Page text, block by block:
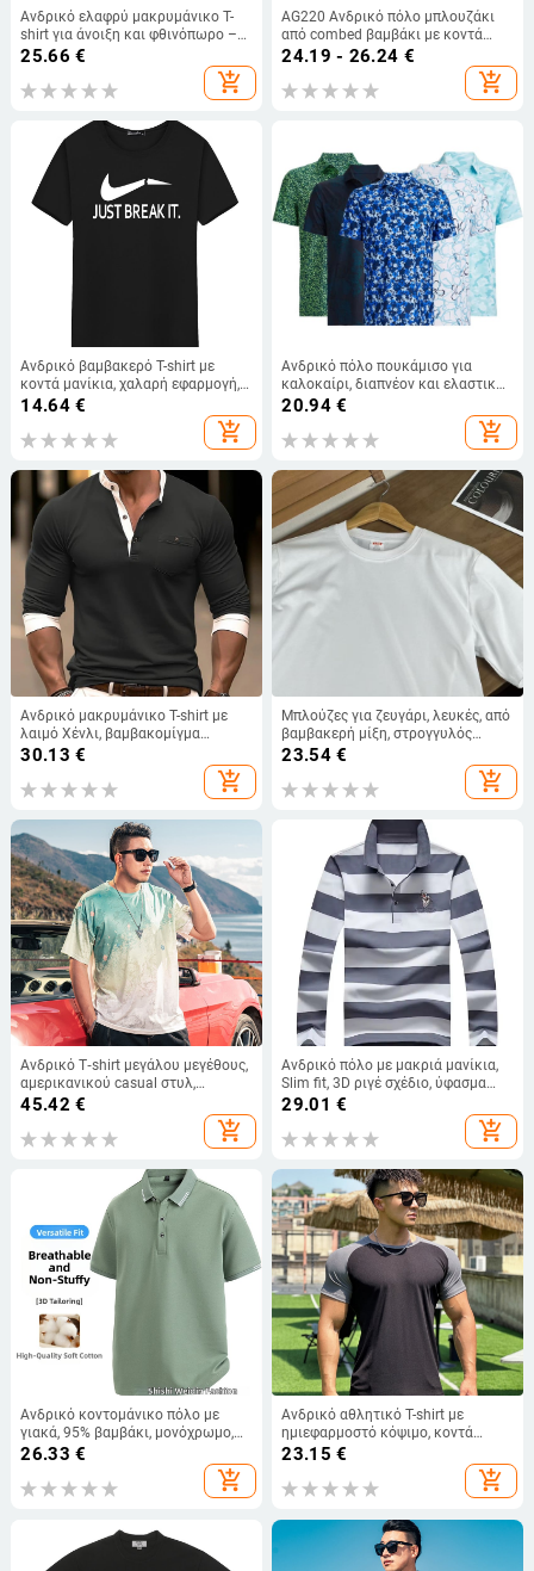
Ανδρικό ελαφρύ μακρυμάνικο T-
shirt για άνοιξη και φθινόπωρο –
άνετο, καθημερινό, μονόχρωμο
25.66 €
add_shopping_cart
AG220 Ανδρικό πόλο μπλουζάκι
από combed βαμβάκι με κοντά
μανίκια, μονόχρωμο, καλοκαιρινό
24.19 - 26.24 €
add_shopping_cart
Ανδρικό βαμβακερό T-shirt με
κοντά μανίκια, χαλαρή εφαρμογή,
στρογγυλή λαιμόκοψη, μοτίβο με
14.64€
add_shopping_cart
Ανδρικό πόλο πουκάμισο για
καλοκαίρι, διαπνέον και ελαστικό
σε τέσσερις κατευθύνσεις, κοντό
20.94€
add_shopping_cart
Ανδρικό μακρυμάνικο T-shirt με
λαιμό Χένλι, βαμβακομίγμα
ύφασμα, εφαρμοστό, 180 g
30.13 €
add_shopping_cart
Μπλούζες για ζευγάρι, λευκές, από
βαμβακερή μίξη, στρογγυλός
λαιμός, κοντά μανίκια, άνετη
γραμμή, unisex, μέγεθη S–XXL,
καθημερινή ένδυση με
23.54€
add_shopping_cart
Ανδρικό T‑shirt μεγάλου μεγέθους,
αμερικανικού casual στυλ,
κοντομάνικο, λαιμός στρογγυλός,
45.42 €
add_shopping_cart
Ανδρικό πόλο με μακριά μανίκια,
Slim fit, 3D ριγέ σχέδιο, ύφασμα
Bird's Eye, πολυεστέρας,
φθινόπωρο 2025, καθημερινή και
επαγγελματική casual χρήση
29.01 €
add_shopping_cart
Ανδρικό κοντομάνικο πόλο με
γιακά, 95% βαμβάκι, μονόχρωμο,
διαπνέον, επαγγελματικό στυλ για
26.33 €
add_shopping_cart
Ανδρικό αθλητικό T-shirt με
ημιεφαρμοστό κόψιμο, κοντά
Raglan μανίκια, διαπνέον
πολυεστερικό ύφασμα, στρογγυλή
λαιμόκοψη, για μπάσκετ και
23.15 €
add_shopping_cart